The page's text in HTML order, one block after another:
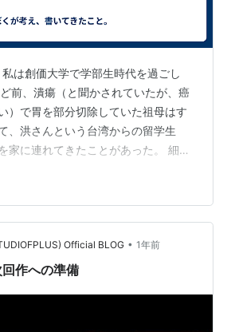
は創価大学で学部生時代を過ごし
前、潰瘍（と聞かされていたが、癌
）で胃を部分切除していた祖母はす
、洪さんという台湾からの留学生
家に連れてきたことがあった。 細か
員たちを交えて、私の家で懇談の機
る。年長の部員が洪さんに私を創価
介をし、創価大は海外の諸大学との
話をした。 しかし、手渡した出版物
大学との学術交流の記事、ことに中
Official BLOG • 1年前
作への準備